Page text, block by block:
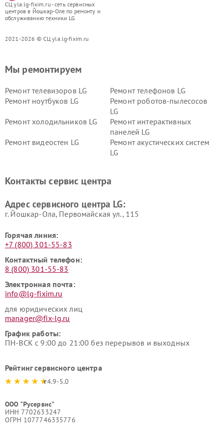
СЦ yla.lg-fixim.ru - сеть сервисных
центров в Йошкар-Оле по ремонту и
обслуживанию техники LG
2021-2026 © СЦ yla.lg-fixim.ru
Мы ремонтируем
Ремонт телевизоров LG
Ремонт телефонов LG
Ремонт ноутбуков LG
Ремонт роботов-пылесосов
LG
Ремонт холодильников LG
Ремонт интерактивных
панелей LG
Ремонт видеостен LG
Ремонт акустических систем
LG
Ремонт морозильных камер
Ремонт вертикальных
Контакты сервис центра
Адрес сервисного центра LG:
г. Йошкар-Ола, Первомайская ул., 115
Горячая линия:
+7 (800) 301-55-83
Контактный телефон:
8 (800) 301-55-83
Электронная почта:
info@lg-fixim.ru
для юридических лиц
manager@fix-lg.ru
График работы:
ПН-ВСК с 9:00 до 21:00 без перерывов и выходных
Рейтинг сервисного центра
4.9-5.0
ООО "Русервис"
ИНН 7702633247
ОГРН 1077746335776